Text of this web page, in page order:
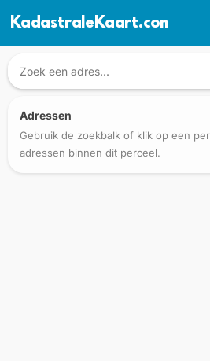
KadastraleKaart.com
Adressen
Gebruik de zoekbalk of klik op een
adressen binnen dit perceel.